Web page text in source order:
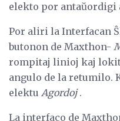
elekto por antaŭordigi
Por aliri la Interfacan
butonon de Maxthon-
rompitaj linioj kaj
angulo de la retumilo.
elektu Agordoj.
La interfaco de